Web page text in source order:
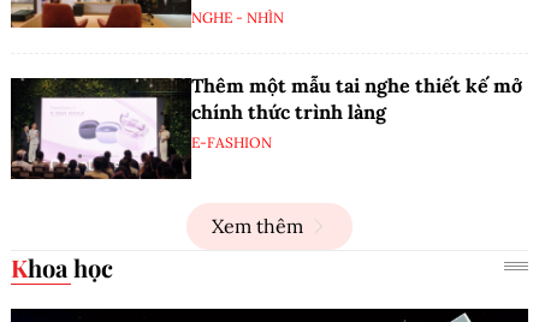
NGHE - NHÌN
Thêm một mẫu tai nghe thiết kế mở
chính thức trình làng
E-FASHION
Xem thêm
Khoa học